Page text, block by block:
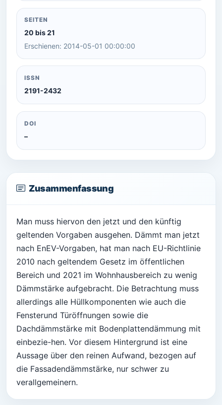
SEITEN
20 bis 21
Erschienen: 2014-05-01 00:00:00
ISSN
2191-2432
DOI
–
Zusammenfassung
Man muss hiervon den jetzt und den künftig
geltenden Vorgaben ausgehen. Dämmt man jetzt
nach EnEV-Vorgaben, hat man nach EU-Richtlinie
2010 nach geltendem Gesetz im öffentlichen
Bereich und 2021 im Wohnhausbereich zu wenig
Dämmstärke aufgebracht. Die Betrachtung muss
allerdings alle Hüllkomponenten wie auch die
Fensterund Türöffnungen sowie die
Dachdämmstärke mit Bodenplattendämmung mit
einbezie-hen. Vor diesem Hintergrund ist eine
Aussage über den reinen Aufwand, bezogen auf
die Fassadendämmstärke, nur schwer zu
verallgemeinern.